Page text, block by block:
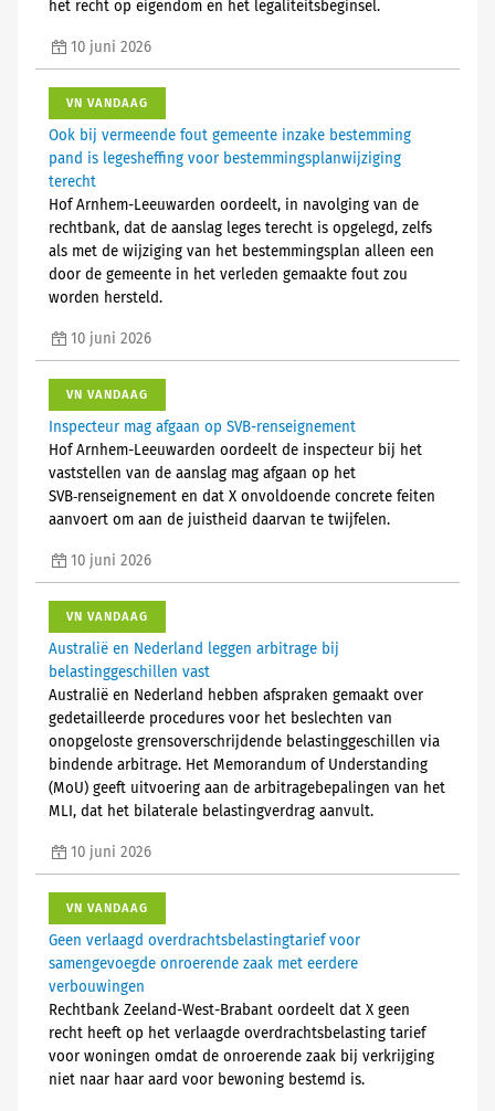
het recht op eigendom en het legaliteitsbeginsel.
10 juni 2026
VN VANDAAG
Ook bij vermeende fout gemeente inzake bestemming
pand is legesheffing voor bestemmingsplanwijziging
terecht
Hof Arnhem-Leeuwarden oordeelt, in navolging van de
rechtbank, dat de aanslag leges terecht is opgelegd, zelfs
als met de wijziging van het bestemmingsplan alleen een
door de gemeente in het verleden gemaakte fout zou
worden hersteld.
10 juni 2026
VN VANDAAG
Inspecteur mag afgaan op SVB-renseignement
Hof Arnhem-Leeuwarden oordeelt de inspecteur bij het
vaststellen van de aanslag mag afgaan op het
SVB‑renseignement en dat X onvoldoende concrete feiten
aanvoert om aan de juistheid daarvan te twijfelen.
10 juni 2026
VN VANDAAG
Australië en Nederland leggen arbitrage bij
belastinggeschillen vast
Australië en Nederland hebben afspraken gemaakt over
gedetailleerde procedures voor het beslechten van
onopgeloste grensoverschrijdende belastinggeschillen via
bindende arbitrage. Het Memorandum of Understanding
(MoU) geeft uitvoering aan de arbitragebepalingen van het
MLI, dat het bilaterale belastingverdrag aanvult.
10 juni 2026
VN VANDAAG
Geen verlaagd overdrachtsbelastingtarief voor
samengevoegde onroerende zaak met eerdere
verbouwingen
Rechtbank Zeeland-West-Brabant oordeelt dat X geen
recht heeft op het verlaagde overdrachtsbelasting tarief
voor woningen omdat de onroerende zaak bij verkrijging
niet naar haar aard voor bewoning bestemd is.